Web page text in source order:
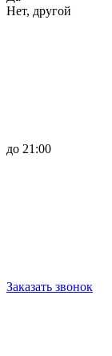
Нет, другой
до 21:00
Заказать звонок